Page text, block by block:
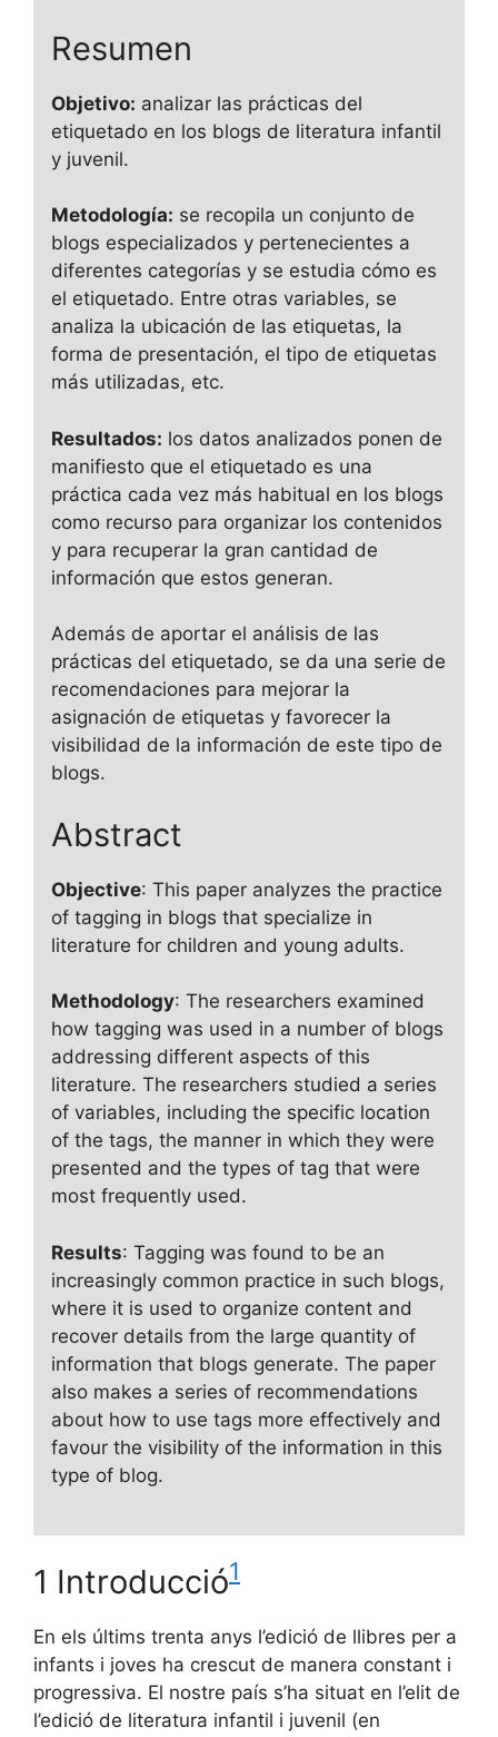
Resumen
Objetivo: analizar las prácticas del
etiquetado en los blogs de literatura infantil
y juvenil.
Metodología: se recopila un conjunto de
blogs especializados y pertenecientes a
diferentes categorías y se estudia cómo es
el etiquetado. Entre otras variables, se
analiza la ubicación de las etiquetas, la
forma de presentación, el tipo de etiquetas
más utilizadas, etc.
Resultados: los datos analizados ponen de
manifiesto que el etiquetado es una
práctica cada vez más habitual en los blogs
como recurso para organizar los contenidos
y para recuperar la gran cantidad de
información que estos generan.
Además de aportar el análisis de las
prácticas del etiquetado, se da una serie de
recomendaciones para mejorar la
asignación de etiquetas y favorecer la
visibilidad de la información de este tipo de
blogs.
Abstract
Objective: This paper analyzes the practice
of tagging in blogs that specialize in
literature for children and young adults.
Methodology: The researchers examined
how tagging was used in a number of blogs
addressing different aspects of this
literature. The researchers studied a series
of variables, including the specific location
of the tags, the manner in which they were
presented and the types of tag that were
most frequently used.
Results: Tagging was found to be an
increasingly common practice in such blogs,
where it is used to organize content and
recover details from the large quantity of
information that blogs generate. The paper
also makes a series of recommendations
about how to use tags more effectively and
favour the visibility of the information in this
type of blog.
1 Introducció1
En els últims trenta anys l’edició de llibres per a
infants i joves ha crescut de manera constant i
progressiva. El nostre país s’ha situat en l’elit de
l’edició de literatura infantil i juvenil (en